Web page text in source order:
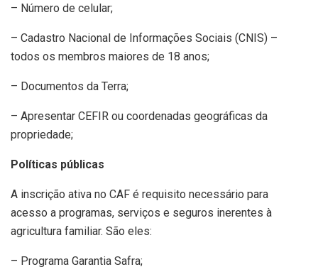
– Número de celular;
– Cadastro Nacional de Informações Sociais (CNIS) –
todos os membros maiores de 18 anos;
– Documentos da Terra;
– Apresentar CEFIR ou coordenadas geográficas da
propriedade;
Políticas públicas
A inscrição ativa no CAF é requisito necessário para
acesso a programas, serviços e seguros inerentes à
agricultura familiar. São eles:
– Programa Garantia Safra;